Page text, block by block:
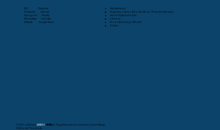
RSS
Pinterest
Facebook
Deezer
Instagram
Spotify
WhatsApp
YouTube
Linkedin
Google News
Atendimento:
Segunda a sexta-feira das 8h as 17h (exceto feriado)
Livraria Especializada:
24 horas
Prazo de Entrega (Brasil):
30 dias
© 2021- 2026por LIVROSVIKINGS . Orgulhosamente criado pela Livros Vikings.
Política de Privacidade